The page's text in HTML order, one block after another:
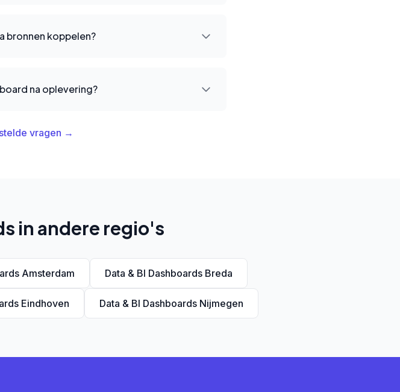
bronnen koppelen?
na oplevering?
vragen →
in andere regio's
Amsterdam Data & BI Dashboards Breda
Eindhoven Data & BI Dashboards Nijmegen